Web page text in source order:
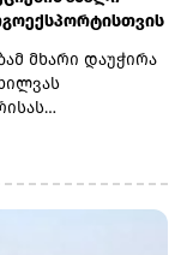
მხარი დაუჭირა
„ლინდსი ო.
და ირანის
86 ხმა 11-ის